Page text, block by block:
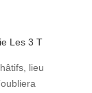
Les 3 T
lieu